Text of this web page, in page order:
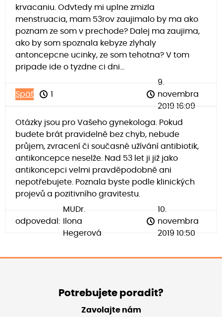
krvacaniu. Odvtedy mi uplne zmizla
menstruacia, mam 53rov zaujimalo by ma ako
poznam ze som v prechode? Dalej ma zaujima,
ako by som spoznala kebyze zlyhaly
antoncepcne ucinky, ze som tehotna? V tom
pripade ide o tyzdne ci dni...
Späť 1
9.
novembra
2019 16:09
Otázky jsou pro Vašeho gynekologa. Pokud
budete brát pravidelně bez chyb, nebude
průjem, zvracení či současné užívání antibiotik,
antikoncepce neselže. Nad 53 let ji již jako
antikoncepci velmi pravděpodobně ani
nepotřebujete. Poznala byste podle klinických
projevů a pozitivního gravitestu.
odpovedal:
MUDr.
Ilona
Hegerová
10.
novembra
2019 10:50
Potrebujete poradit?
Zavolajte nám